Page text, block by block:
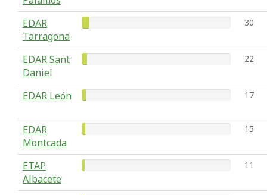
EDAR
Tarragona
30
EDAR Sant
Daniel
22
EDAR León 17
EDAR
Montcada
15
ETAP
Albacete
11